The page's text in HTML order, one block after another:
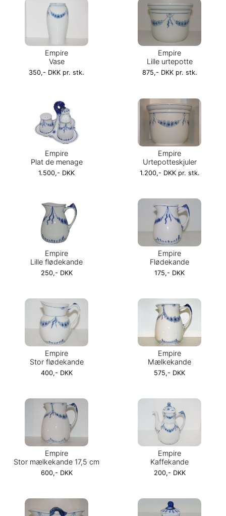
Empire
Vase
350,- DKK pr. stk.
Empire
Lille urtepotte
875,- DKK pr. stk.
Empire
Plat de menage
1.500,- DKK
Empire
Urtepotteskjuler
1.200,- DKK pr. stk.
Empire
Lille flødekande
250,- DKK
Empire
Flødekande
175,- DKK
Empire
Stor flødekande
400,- DKK
Empire
Mælkekande
575,- DKK
Empire
Stor mælkekande 17,5 cm
600,- DKK
Empire
Kaffekande
200,- DKK